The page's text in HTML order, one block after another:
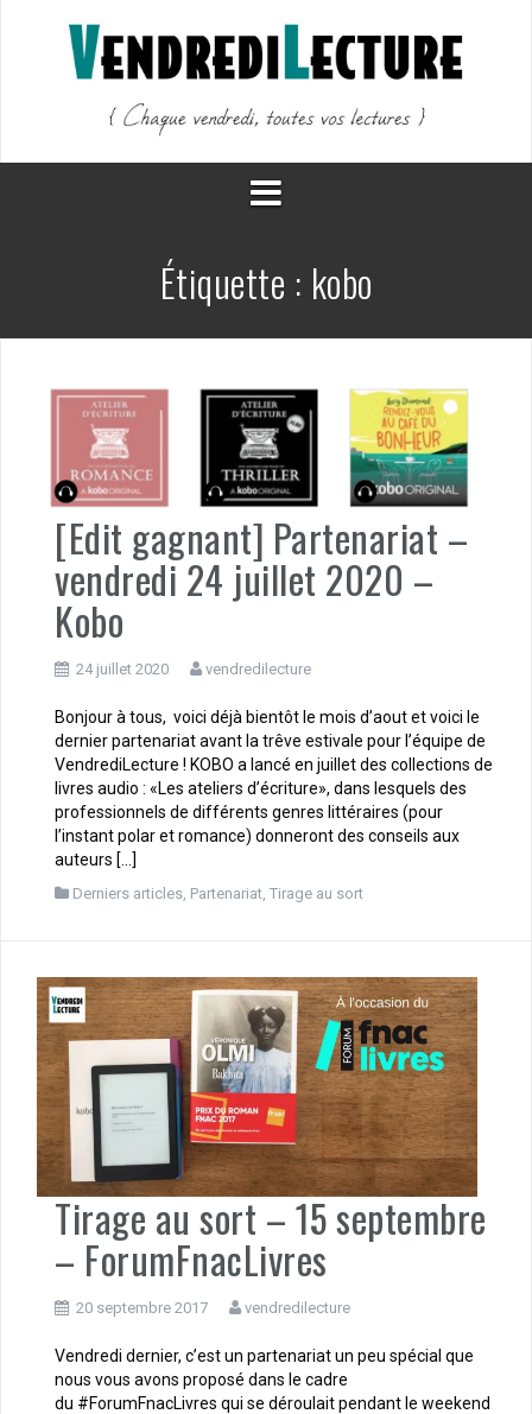
Étiquette : kobo
[Edit gagnant] Partenariat –
vendredi 24 juillet 2020 –
Kobo
24 juillet 2020 vendredilecture
Bonjour à tous, voici déjà bientôt le mois d’aout et voici le
dernier partenariat avant la trêve estivale pour l’équipe de
VendrediLecture ! KOBO a lancé en juillet des collections de
livres audio : «Les ateliers d’écriture», dans lesquels des
professionnels de différents genres littéraires (pour
l’instant polar et romance) donneront des conseils aux
auteurs […]
Derniers articles Partenariat Tirage au sort
Tirage au sort – 15 septembre
– ForumFnacLivres
20 septembre 2017 vendredilecture
Vendredi dernier, c’est un partenariat un peu spécial que
nous vous avons proposé dans le cadre
du #ForumFnacLivres qui se déroulait pendant le weekend